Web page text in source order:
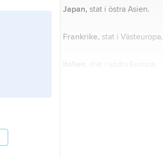
(2024).
Japan, stat i östra Asien.
Frankrike, stat i Västeuropa.